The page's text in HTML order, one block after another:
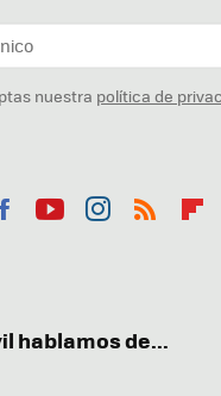
nuestra política de
hablamos de...